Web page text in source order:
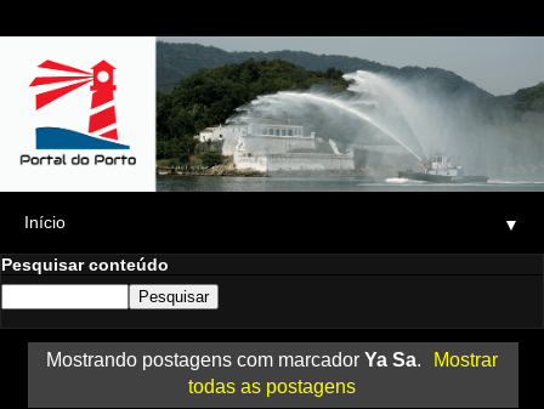
▼
Pesquisar conteúdo
Mostrando postagens com marcador Ya Sa.
Mostrar
todas as postagens